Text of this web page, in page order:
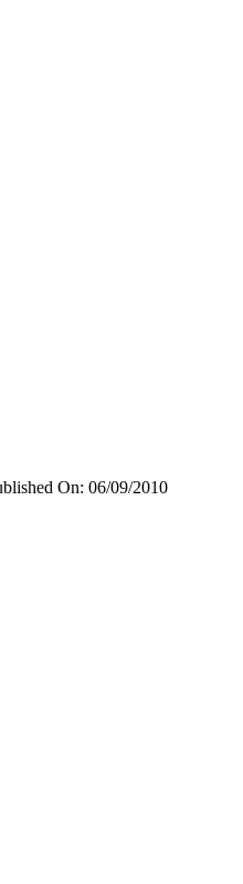
On: 06/09/2010